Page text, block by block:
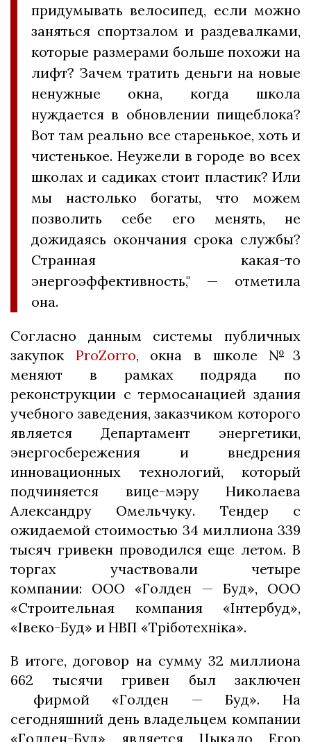
придумывать велосипед, если можно
заняться спортзалом и раздевалками,
которые размерами больше похожи на
лифт? Зачем тратить деньги на новые
ненужные окна, когда школа
нуждается в обновлении пищеблока?
Вот там реально все старенькое, хоть и
чистенькое. Неужели в городе во всех
школах и садиках стоит пластик? Или
мы настолько богаты, что можем
позволить себе его менять, не
дожидаясь окончания срока службы?
Странная какая-то
энергоэффективность," — отметила
она.
Согласно данным системы публичных
закупок ProZorro, окна в школе №3
меняют в рамках подряда по
реконструкции с термосанацией здания
учебного заведения, заказчиком которого
является Департамент энергетики,
энергосбережения и внедрения
инновационных технологий, который
подчиняется вице-мэру Николаева
Александру Омельчуку. Тендер с
ожидаемой стоимостью 34 миллиона 339
тысяч гривекн проводился еще летом. В
торгах участвовали четыре
компании: ООО «Голден — Буд», ООО
«Строительная компания «Інтербуд»,
«Івеко-Буд» и НВП «Тріботехніка».
В итоге, договор на сумму 32 миллиона
662 тысячи гривен был заключен
фирмой «Голден — Буд». На
сегодняшний день владельцем компании
«Голден-Буд» является Цыкало Егор